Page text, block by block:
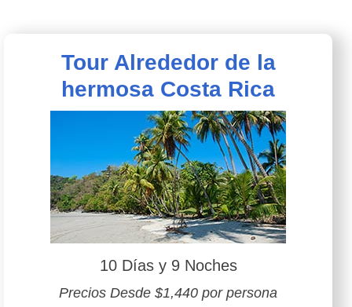
Tour Alrededor de la
hermosa Costa Rica
10 Días y 9 Noches
Precios Desde $1,440 por persona